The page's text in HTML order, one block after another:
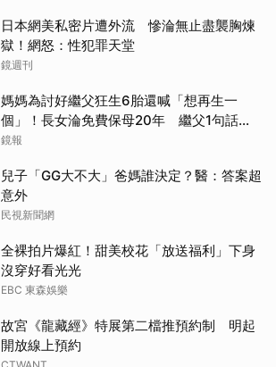
日本網美私密片遭外流 慘淪無止盡襲胸煉
獄！網怒：性犯罪天堂
鏡週刊
媽媽為討好繼父狂生6胎還喊「想再生一
個」！長女淪免費保母20年 繼父1句話嚇
到逃家
鏡報
兒子「GG大不大」爸媽誰決定？醫：答案超
意外
民視新聞網
全裸拍片爆紅！甜美校花「放送福利」下身
沒穿好看光光
EBC 東森娛樂
故宮《龍藏經》特展第二檔推預約制 明起
開放線上預約